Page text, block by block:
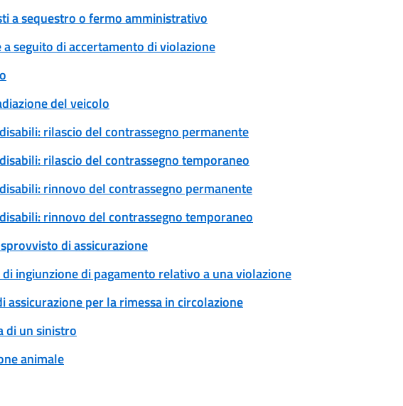
a sequestro o fermo amministrativo
seguito di accertamento di violazione
del veicolo
rilascio del contrassegno permanente
rilascio del contrassegno temporaneo
rinnovo del contrassegno permanente
rinnovo del contrassegno temporaneo
di assicurazione
ingiunzione di pagamento relativo a una violazione
per la rimessa in circolazione
di un sinistro
animale